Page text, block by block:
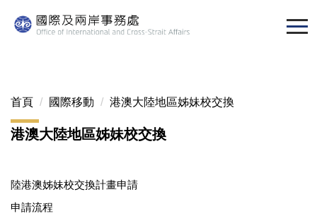
到
容
首頁 國際移動 港澳大陸地區姊妹校交換
港澳大陸地區姊妹校交換
陸港澳姊妹校交換計畫申請
申請流程